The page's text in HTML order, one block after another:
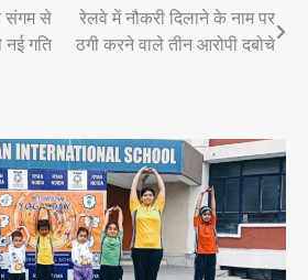
संगम से
गति
रेलवे में नौकरी दिलाने के नाम पर
ठगी करने वाले तीन आरोपी दबोचे